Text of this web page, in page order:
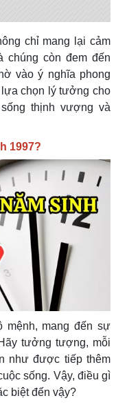
chỉ mang lại cảm
còn đem đến
vào ý nghĩa phong
chọn lý tưởng cho
thịnh vượng và
1997?
mệnh, mang đến sự
tưởng tượng, mỗi
như được tiếp thêm
sống. Vậy, điều gì
biệt đến vậy?